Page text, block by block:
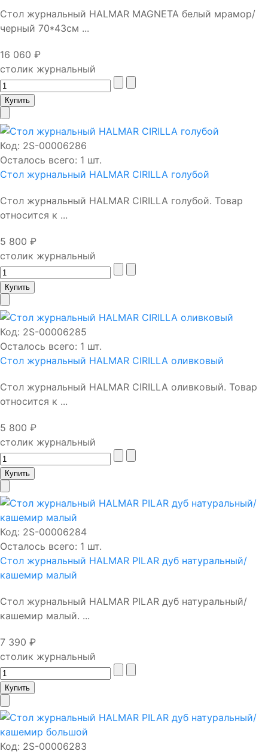
Стол журнальный HALMAR MAGNETA белый мрамор/
черный 70*43см ...
16 060 ₽
столик журнальный
Код: 2S-00006286
Осталось всего: 1 шт.
Стол журнальный HALMAR CIRILLA голубой
Стол журнальный HALMAR CIRILLA голубой. Товар
относится к ...
5 800 ₽
столик журнальный
Код: 2S-00006285
Осталось всего: 1 шт.
Стол журнальный HALMAR CIRILLA оливковый
Стол журнальный HALMAR CIRILLA оливковый. Товар
относится к ...
5 800 ₽
столик журнальный
Код: 2S-00006284
Осталось всего: 1 шт.
Стол журнальный HALMAR PILAR дуб натуральный/
кашемир малый
Стол журнальный HALMAR PILAR дуб натуральный/
кашемир малый. ...
7 390 ₽
столик журнальный
Код: 2S-00006283